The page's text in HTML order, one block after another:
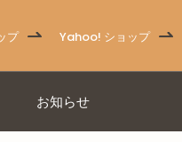
プ Yahoo! ショップ
お知らせ